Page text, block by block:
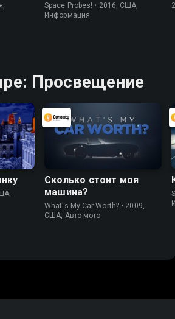
Space Probes! • 2016, США,
Информация
Просвещение
Сколько стоит моя
машина?
What's My Car Worth? • 2009,
США, Авто-мото